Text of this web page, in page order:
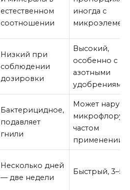
естественном
соотношении
иногда с
Низкий при
соблюдении
дозировки
Высокий,
особенно с
азотными
удобрениями
Бактерицидное,
подавляет
гнили
Может
микрофлору
частом
применении
Несколько дней
— две недели
Быстрый, 3–5